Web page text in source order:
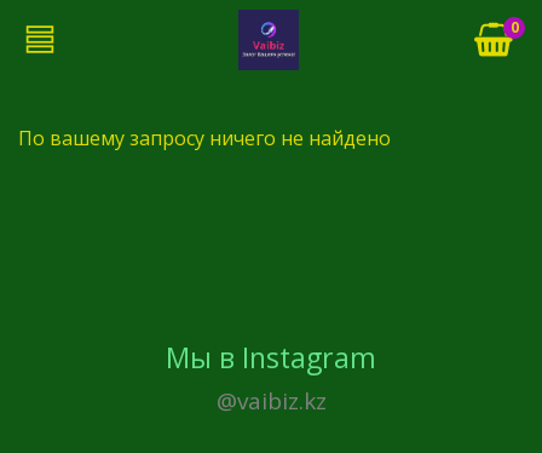
0
По вашему запросу ничего не найдено
Мы в Instagram
@vaibiz.kz